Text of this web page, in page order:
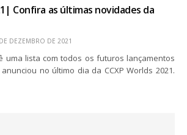
Confira as últimas novidades da
DEZEMBRO DE 2021
uma lista com todos os futuros lançamentos
no último dia da CCXP Worlds 2021.